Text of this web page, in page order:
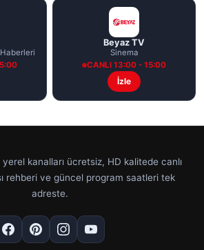
Beyaz TV
Sinema
CANLI 13:00 - 15:00
İzle
kanalları ücretsiz, HD kalitede canlı
rehberi ve güncel program saatleri tek
adreste.